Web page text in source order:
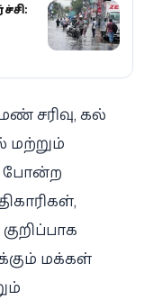
சரிவு, கல்
மற்றும்
போன்ற
மக்கள்